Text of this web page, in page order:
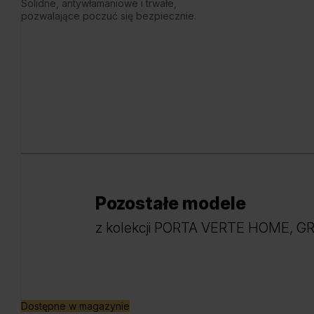
Solidne, antywłamaniowe i trwałe,
pozwalające poczuć się bezpiecznie.
Dostępne w magazynie
Pozostałe modele
z kolekcji PORTA VERTE HOME,